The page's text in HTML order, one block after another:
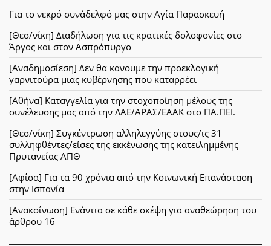
Για το νεκρό συνάδελφό μας στην Αγία Παρασκευή
[Θεσ/νίκη] Διαδήλωση για τις κρατικές δολοφονίες στο
Άργος και στον Ασπρόπυργο
[Αναδημοσίεση] Δεν θα κανουμε την προεκλογική
γαρνιτούρα μιας κυβέρνησης που καταρρέει
[Αθήνα] Καταγγελία για την στοχοποίηση μέλους της
συνέλευσης μας από την ΛΑΕ/ΑΡΑΣ/ΕΑΑΚ στο ΠΑ.ΠΕΙ.
[Θεσ/νίκη] Συγκέντρωση αλληλεγγύης στους/ις 31
συλληφθέντες/είσες της εκκένωσης της κατειλημμένης
Πρυτανείας ΑΠΘ
[Αφίσα] Για τα 90 χρόνια από την Κοινωνική Επανάσταση
στην Ισπανία
[Ανακοίνωση] Ενάντια σε κάθε σκέψη για αναθεώρηση του
άρθρου 16